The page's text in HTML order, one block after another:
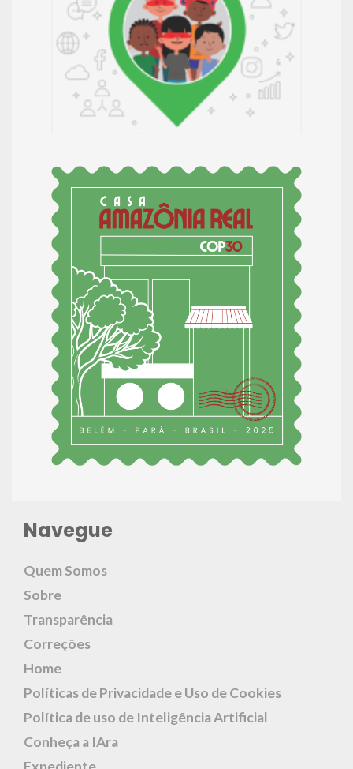
Navegue
Quem Somos
Sobre
Transparência
Correções
Home
Políticas de Privacidade e Uso de Cookies
Política de uso de Inteligência Artificial
Conheça a IAra